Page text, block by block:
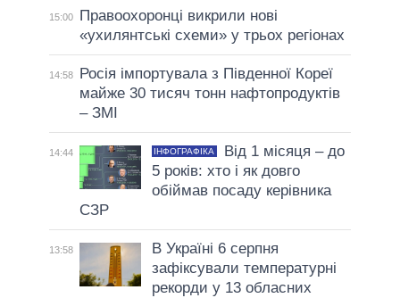
15:00
Правоохоронці викрили нові
«ухилянтські схеми» у трьох регіонах
14:58
Росія імпортувала з Південної Кореї
майже 30 тисяч тонн нафтопродуктів
– ЗМІ
14:44 ІНФОГРАФІКА
Від 1 місяця – до
5 років: хто і як довго
обіймав посаду керівника
СЗР
13:58
В Україні 6 серпня
зафіксували температурні
рекорди у 13 обласних